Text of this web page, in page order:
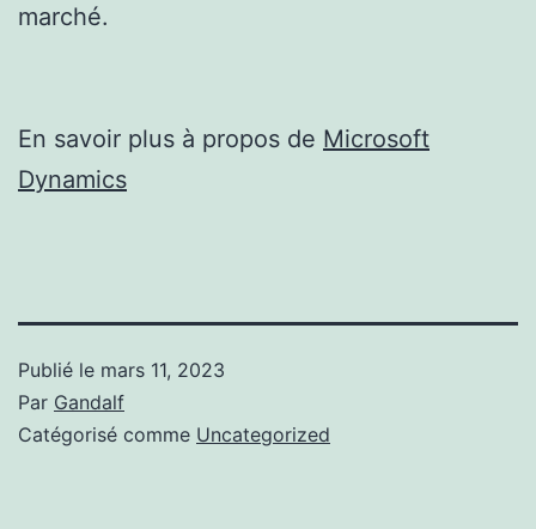
marché.
En savoir plus à propos de Microsoft
Dynamics
Publié le mars 11, 2023
Par Gandalf
Catégorisé comme Uncategorized